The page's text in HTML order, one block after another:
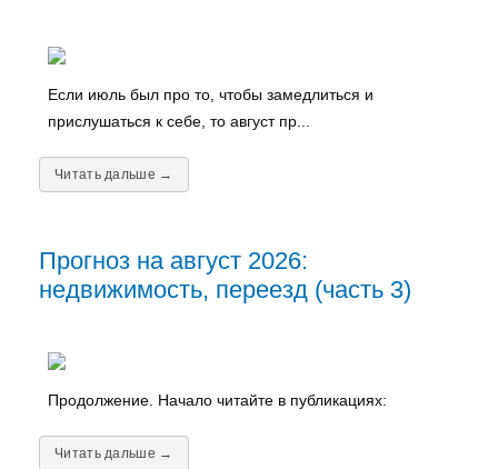
Если июль был про то, чтобы замедлиться и
прислушаться к себе, то август пр...
Читать дальше →
Прогноз на август 2026:
недвижимость, переезд (часть 3)
Продолжение. Начало читайте в публикациях:
Читать дальше →